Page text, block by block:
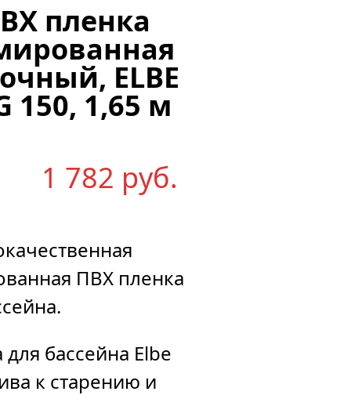
пленка
ELBE
150, 1,65 м
1 782 руб.
ПВХ пленка
бассейна Elbe
к старению и